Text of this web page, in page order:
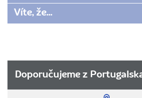
Víte, že...
Doporučujeme z